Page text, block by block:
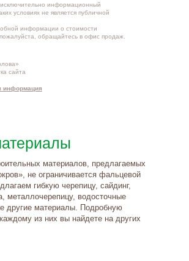
информационный
условиях не является публичной
информации остоимости
пожалуйста, обращайтесь в офис продаж.
сайта
информация
материалов, предлагаемых
не ограничивается фальцевой
гибкую черепицу, сайдинг,
металлочерепицу, водосточные
другие материалы. Подробную
из них вы найдете на других